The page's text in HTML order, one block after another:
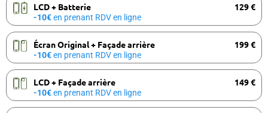
LCD + Batterie 129 €
-10€en prenant RDV en ligne
Écran Original + Façade arrière 199 €
-10€en prenant RDV en ligne
LCD + Façade arrière 149 €
-10€en prenant RDV en ligne